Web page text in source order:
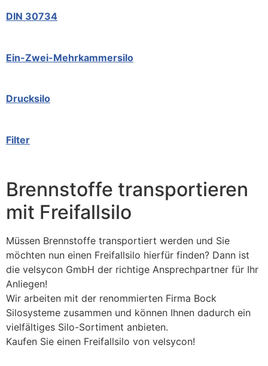
DIN 30734
Ein-Zwei-Mehrkammersilo
Drucksilo
Filter
Brennstoffe transportieren
mit Freifallsilo
Müssen Brennstoffe transportiert werden und Sie
möchten nun einen Freifallsilo hierfür finden? Dann ist
die velsycon GmbH der richtige Ansprechpartner für Ihr
Anliegen!
Wir arbeiten mit der renommierten Firma Bock
Silosysteme zusammen und können Ihnen dadurch ein
vielfältiges Silo-Sortiment anbieten.
Kaufen Sie einen Freifallsilo von velsycon!